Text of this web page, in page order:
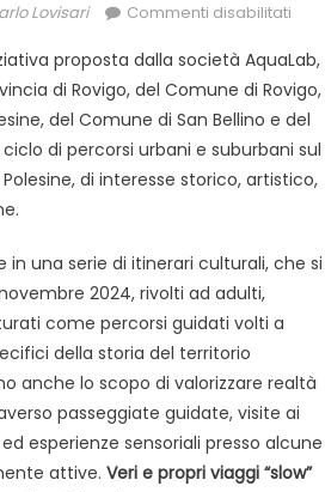
Lovisari Commenti disabilitati
proposta dalla società AquaLab,
di Rovigo, del Comune di Rovigo,
del Comune di San Bellino e del
di percorsi urbani e suburbani sul
di interesse storico, artistico,
in una serie di itinerari culturali, che si
2024, rivolti ad adulti,
come percorsi guidati volti a
della storia del territorio
anche lo scopo di valorizzare realtà
passeggiate guidate, visite ai
esperienze sensoriali presso alcune
attive. Veri e propri viaggi “slow”